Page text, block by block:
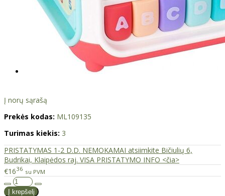
Į norų sąrašą
Prekės kodas: ML109135
Turimas kiekis: 3
PRISTATYMAS 1-2 D.D. NEMOKAMAI atsiimkite Bičiulių 6,
Budrikai, Klaipėdos raj. VISA PRISTATYMO INFO <čia>
€1636 su PVM